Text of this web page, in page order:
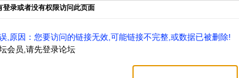
登录或者没有权限访问此页面
,原因：您要访问的链接无效,可能链接不完整,或数据已被删除!
会员,请先登录论坛